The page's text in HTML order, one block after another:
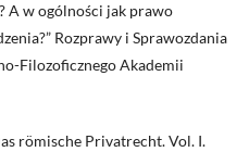
A w ogólności jak prawo
Rozprawy i Sprawozdania
Filozoficznego Akademii
römische Privatrecht. Vol. I.